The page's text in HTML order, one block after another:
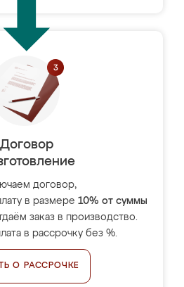
Договор
договор,
в размере 10% от суммы
заказ в производство.
в рассрочку без %.
О РАССРОЧКЕ